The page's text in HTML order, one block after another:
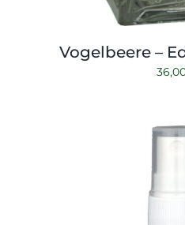
Vogelbeere –